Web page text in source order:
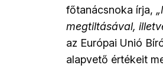
főtanácsnoka írja,
megtiltásával,
az Európai Unió
alapvető értékeit